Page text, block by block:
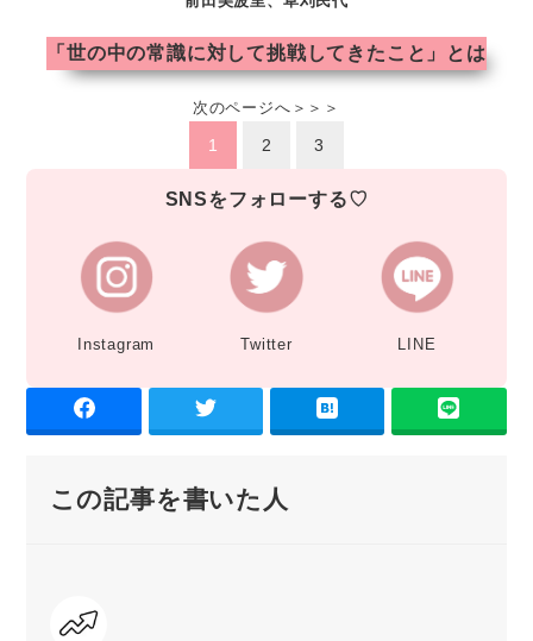
「世の中の常識に対して挑戦してきたこと」とは
次のページへ＞＞＞
1 2 3
SNSをフォローする♡
Instagram Twitter LINE
この記事を書いた人